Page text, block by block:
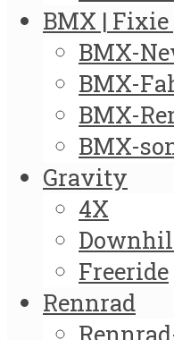
BMX | Fixie
BMX-
BMX-
BMX-
BMX-
Gravity
4X
Freeride
Rennrad